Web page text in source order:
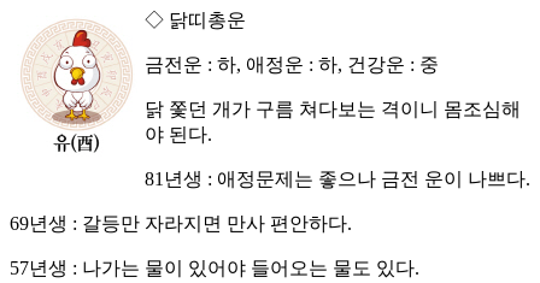
◇ 닭띠총운
금전운 : 하, 애정운 : 하, 건강운 : 중
닭 쫓던 개가 구름 쳐다보는 격이니 몸조심해
야 된다.
81년생 : 애정문제는 좋으나 금전 운이 나쁘다.
69년생 : 갈등만 자라지면 만사 편안하다.
57년생 : 나가는 물이 있어야 들어오는 물도 있다.